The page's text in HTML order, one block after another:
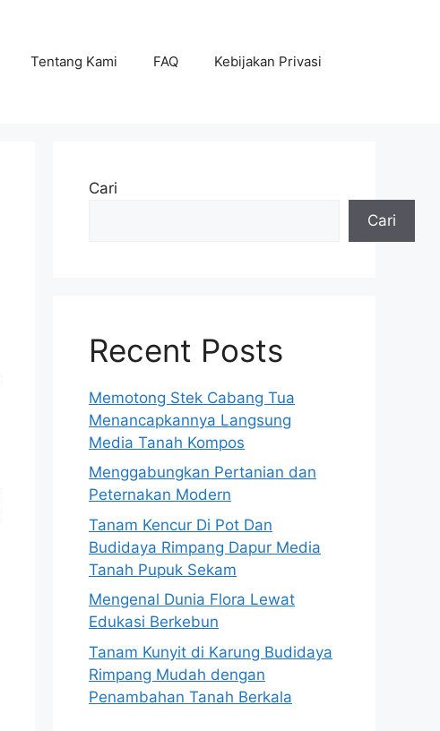
Tentang Kami FAQ Kebijakan Privasi
Cari
Cari
Recent Posts
Memotong Stek Cabang Tua
Menancapkannya Langsung
Media Tanah Kompos
Menggabungkan Pertanian dan
Peternakan Modern
Tanam Kencur Di Pot Dan
Budidaya Rimpang Dapur Media
Tanah Pupuk Sekam
Mengenal Dunia Flora Lewat
Edukasi Berkebun
Tanam Kunyit di Karung Budidaya
Rimpang Mudah dengan
Penambahan Tanah Berkala